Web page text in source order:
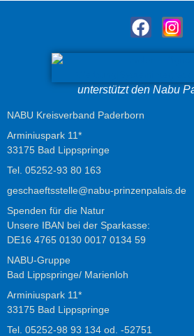
unterstützt den Nabu
NABU Kreisverband Paderborn
Arminiuspark 11*
33175 Bad Lippspringe
Tel. 05252-93 80 163
geschaeftsstelle@nabu-prinzenpalais.de
Spenden für die Natur
Unsere IBAN bei der Sparkasse:
DE16 4765 0130 0017 0134 59
NABU-Gruppe
Bad Lippspringe/ Marienloh
Arminiuspark 11*
33175 Bad Lippspringe
Tel. 05252-98 93 134 od. -52751